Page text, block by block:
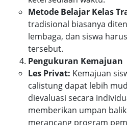
Metode Belajar Kelas
tradisional biasanya
lembaga, dan siswa
tersebut.
Pengukuran Kemajuan
Les Privat: Kemajuan
calistung dapat lebih
dievaluasi secara
memberikan umpan
merancang program